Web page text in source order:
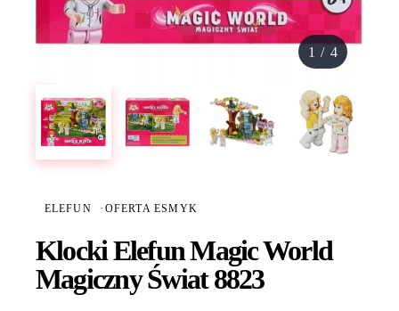
1 / 4
ELEFUN · OFERTA ESMYK
Klocki Elefun Magic World
Magiczny Świat 8823